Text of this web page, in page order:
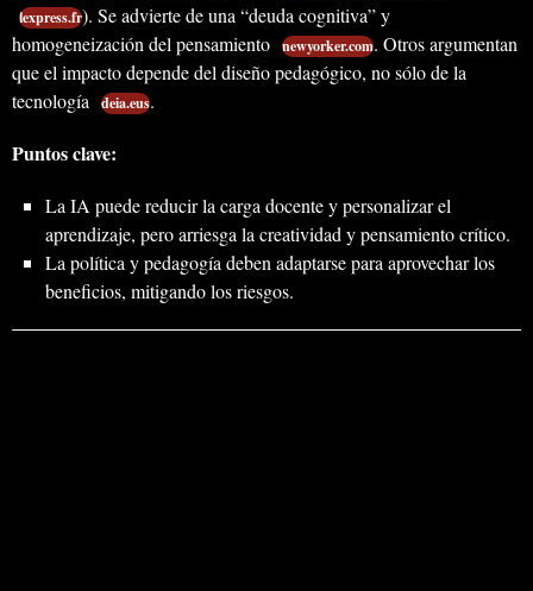
lexpress.fr). Se advierte de una “deuda cognitiva” y
homogeneización del pensamiento newyorker.com. Otros argumentan
que el impacto depende del diseño pedagógico, no sólo de la
tecnología
deia.eus.
Puntos clave:
La IA puede reducir la carga docente y personalizar el
aprendizaje, pero arriesga la creatividad y pensamiento crítico.
La política y pedagogía deben adaptarse para aprovechar los
beneficios, mitigando los riesgos.